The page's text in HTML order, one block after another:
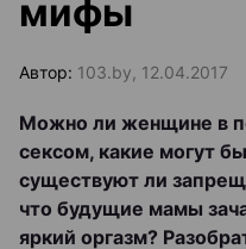
мифы
Автор: 103.by, 12.04.2017
Можно ли женщине в
сексом, какие могут
существуют ли
что будущие мамы
яркий оргазм?